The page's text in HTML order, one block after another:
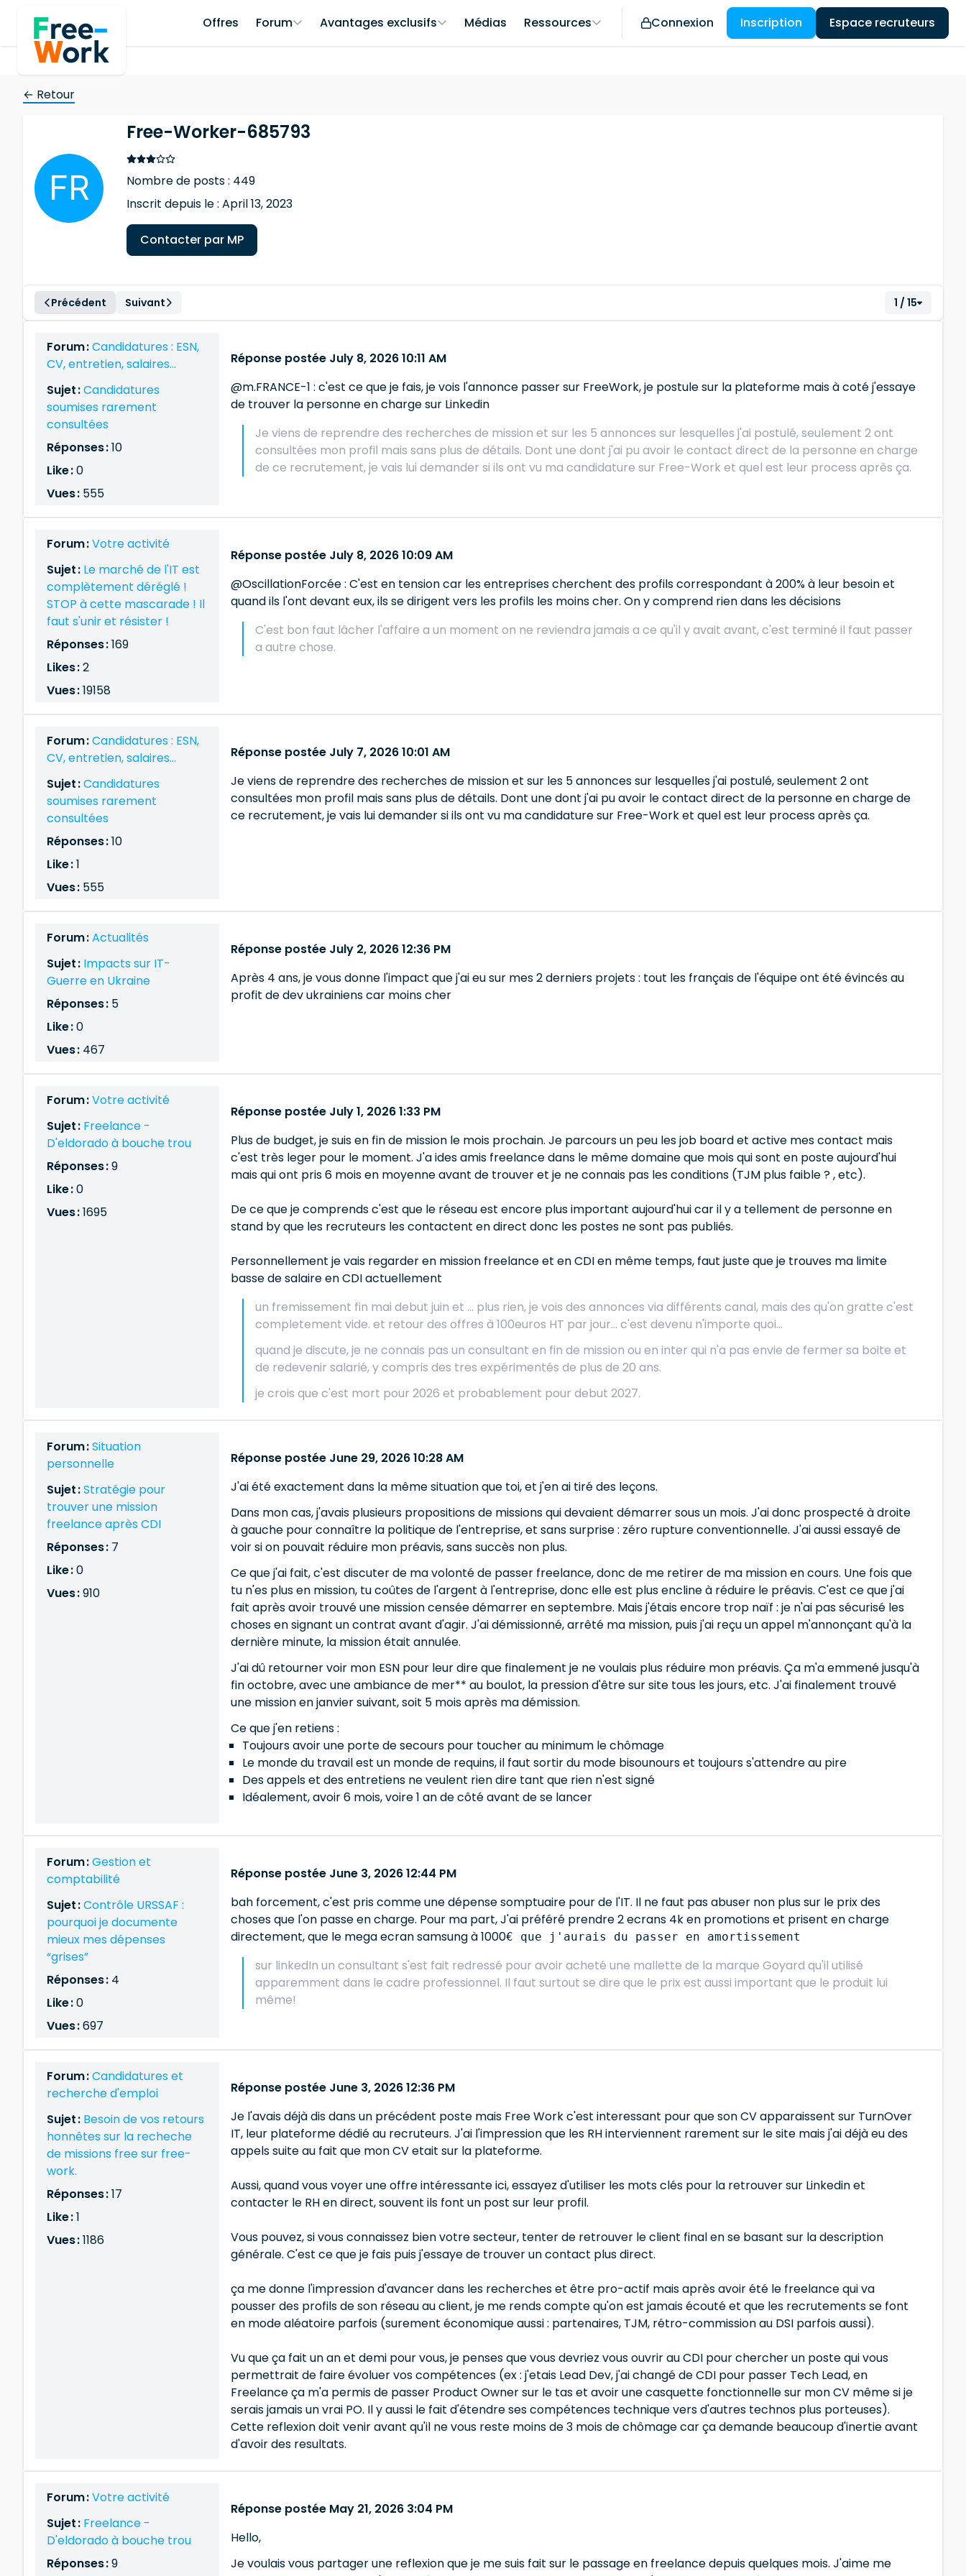
Offres Forum Avantages exclusifs Médias Ressources Connexion Inscription Espace recruteurs
← Retour
Free-Worker-685793
Nombre de posts : 449
Inscrit depuis le : April 13, 2023
Contacter par MP
Précédent Suivant 1 / 15
Forum :Candidatures : ESN,
CV, entretien, salaires…
Sujet :Candidatures
soumises rarement
consultées
Réponses :10
Like :0
Vues : 555
Réponse postée July 8, 2026 10:11 AM
@m.FRANCE-1 : c'est ce que je fais, je vois l'annonce passer sur FreeWork, je postule sur la plateforme mais à coté j'essaye
de trouver la personne en charge sur Linkedin
Je viens de reprendre des recherches de mission et sur les 5 annonces sur lesquelles j'ai postulé, seulement 2 ont
consultées mon profil mais sans plus de détails. Dont une dont j'ai pu avoir le contact direct de la personne en charge
de ce recrutement, je vais lui demander si ils ont vu ma candidature sur Free-Work et quel est leur process après ça.
Forum :Votre activité
Sujet : Le marché de l'IT est
complètement déréglé !
STOP à cette mascarade ! Il
faut s'unir et résister !
Réponses :169
Likes :2
Vues :19158
Réponse postée July 8, 2026 10:09 AM
@OscillationForcée : C'est en tension car les entreprises cherchent des profils correspondant à 200% à leur besoin et
quand ils l'ont devant eux, ils se dirigent vers les profils les moins cher. On y comprend rien dans les décisions
C'est bon faut lâcher l'affaire a un moment on ne reviendra jamais a ce qu'il y avait avant, c'est terminé il faut passer
a autre chose.
Forum :Candidatures : ESN,
CV, entretien, salaires…
Sujet :Candidatures
soumises rarement
consultées
Réponses :10
Like :1
Vues : 555
Réponse postée July 7, 2026 10:01 AM
Je viens de reprendre des recherches de mission et sur les 5 annonces sur lesquelles j'ai postulé, seulement 2 ont
consultées mon profil mais sans plus de détails. Dont une dont j'ai pu avoir le contact direct de la personne en charge de
ce recrutement, je vais lui demander si ils ont vu ma candidature sur Free-Work et quel est leur process après ça.
Forum :Actualités
Sujet : Impacts sur IT-
Guerre en Ukraine
Réponses : 5
Like :0
Vues : 467
Réponse postée July 2, 2026 12:36 PM
Après 4 ans, je vous donne l'impact que j'ai eu sur mes 2 derniers projets : tout les français de l'équipe ont été évincés au
profit de dev ukrainiens car moins cher
Forum :Votre activité
Sujet : Freelance -
D'eldorado à bouche trou
Réponses :9
Like :0
Vues :1695
Réponse postée July 1, 2026 1:33 PM
Plus de budget, je suis en fin de mission le mois prochain. Je parcours un peu les job board et active mes contact mais
c'est très leger pour le moment. J'a ides amis freelance dans le même domaine que mois qui sont en poste aujourd'hui
mais qui ont pris 6 mois en moyenne avant de trouver et je ne connais pas les conditions (TJM plus faible ? , etc).
De ce que je comprends c'est que le réseau est encore plus important aujourd'hui car il y a tellement de personne en
stand by que les recruteurs les contactent en direct donc les postes ne sont pas publiés.
Personnellement je vais regarder en mission freelance et en CDI en même temps, faut juste que je trouves ma limite
basse de salaire en CDI actuellement
un fremissement fin mai debut juin et ... plus rien, je vois des annonces via différents canal, mais des qu'on gratte c'est
completement vide. et retour des offres à 100euros HT par jour... c'est devenu n'importe quoi...
quand je discute, je ne connais pas un consultant en fin de mission ou en inter qui n'a pas envie de fermer sa boite et
de redevenir salarié, y compris des tres expérimentés de plus de 20 ans.
je crois que c'est mort pour 2026 et probablement pour debut 2027.
Forum :Situation
personnelle
Sujet :Stratégie pour
trouver une mission
freelance après CDI
Réponses : 7
Like :0
Vues :910
Réponse postée June 29, 2026 10:28 AM
J'ai été exactement dans la même situation que toi, et j'en ai tiré des leçons.
Dans mon cas, j'avais plusieurs propositions de missions qui devaient démarrer sous un mois. J'ai donc prospecté à droite
à gauche pour connaître la politique de l'entreprise, et sans surprise : zéro rupture conventionnelle. J'ai aussi essayé de
voir si on pouvait réduire mon préavis, sans succès non plus.
Ce que j'ai fait, c'est discuter de ma volonté de passer freelance, donc de me retirer de ma mission en cours. Une fois que
tu n'es plus en mission, tu coûtes de l'argent à l'entreprise, donc elle est plus encline à réduire le préavis. C'est ce que j'ai
fait après avoir trouvé une mission censée démarrer en septembre. Mais j'étais encore trop naïf : je n'ai pas sécurisé les
choses en signant un contrat avant d'agir. J'ai démissionné, arrêté ma mission, puis j'ai reçu un appel m'annonçant qu'à la
dernière minute, la mission était annulée.
J'ai dû retourner voir mon ESN pour leur dire que finalement je ne voulais plus réduire mon préavis. Ça m'a emmené jusqu'à
fin octobre, avec une ambiance de mer** au boulot, la pression d'être sur site tous les jours, etc. J'ai finalement trouvé
une mission en janvier suivant, soit 5 mois après ma démission.
Ce que j'en retiens :
Toujours avoir une porte de secours pour toucher au minimum le chômage
Le monde du travail est un monde de requins, il faut sortir du mode bisounours et toujours s'attendre au pire
Des appels et des entretiens ne veulent rien dire tant que rien n'est signé
Idéalement, avoir 6 mois, voire 1 an de côté avant de se lancer
Forum :Gestion et
comptabilité
Sujet :Contrôle URSSAF :
pourquoi je documente
mieux mes dépenses
“grises”
Réponses : 4
Like :0
Vues :697
Réponse postée June 3, 2026 12:44 PM
bah forcement, c'est pris comme une dépense somptuaire pour de l'IT. Il ne faut pas abuser non plus sur le prix des
choses que l'on passe en charge. Pour ma part, J'ai préféré prendre 2 ecrans 4k en promotions et prisent en charge
directement, que le mega ecran samsung à 1000€ que j'aurais du passer en amortissement
sur linkedIn un consultant s'est fait redressé pour avoir acheté une mallette de la marque Goyard qu'il utilisé
apparemment dans le cadre professionnel. Il faut surtout se dire que le prix est aussi important que le produit lui
même!
Forum :Candidatures et
recherche d'emploi
Sujet : Besoin de vos retours
honnêtes sur la recheche
de missions free sur free-
work.
Réponses :17
Like :1
Vues :1186
Réponse postée June 3, 2026 12:36 PM
Je l'avais déjà dis dans un précédent poste mais Free Work c'est interessant pour que son CV apparaissent sur TurnOver
IT, leur plateforme dédié au recruteurs. J'ai l'impression que les RH interviennent rarement sur le site mais j'ai déjà eu des
appels suite au fait que mon CV etait sur la plateforme.
Aussi, quand vous voyer une offre intéressante ici, essayez d'utiliser les mots clés pour la retrouver sur Linkedin et
contacter le RH en direct, souvent ils font un post sur leur profil.
Vous pouvez, si vous connaissez bien votre secteur, tenter de retrouver le client final en se basant sur la description
générale. C'est ce que je fais puis j'essaye de trouver un contact plus direct.
ça me donne l'impression d'avancer dans les recherches et être pro-actif mais après avoir été le freelance qui va
pousser des profils de son réseau au client, je me rends compte qu'on est jamais écouté et que les recrutements se font
en mode aléatoire parfois (surement économique aussi : partenaires, TJM, rétro-commission au DSI parfois aussi).
Vu que ça fait un an et demi pour vous, je penses que vous devriez vous ouvrir au CDI pour chercher un poste qui vous
permettrait de faire évoluer vos compétences (ex : j'etais Lead Dev, j'ai changé de CDI pour passer Tech Lead, en
Freelance ça m'a permis de passer Product Owner sur le tas et avoir une casquette fonctionnelle sur mon CV même si je
serais jamais un vrai PO. Il y aussi le fait d'étendre ses compétences technique vers d'autres technos plus porteuses).
Cette reflexion doit venir avant qu'il ne vous reste moins de 3 mois de chômage car ça demande beaucoup d'inertie avant
d'avoir des resultats.
Forum :Votre activité
Sujet : Freelance -
D'eldorado à bouche trou
Réponses :9
Réponse postée May 21, 2026 3:04 PM
Hello,
Je voulais vous partager une reflexion que je me suis fait sur le passage en freelance depuis quelques mois. J'aime me